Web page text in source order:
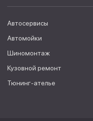
Автосервисы
Автомойки
Шиномонтаж
Кузовной ремонт
Тюнинг-ателье